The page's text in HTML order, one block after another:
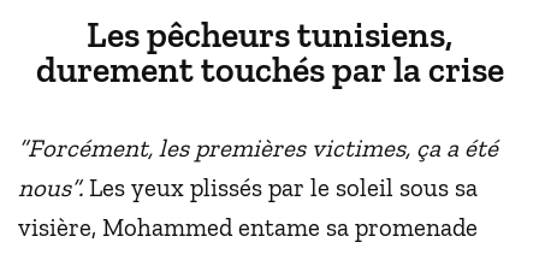
Les pêcheurs tunisiens,
durement touchés par la crise
“Forcément, les premières victimes, ça a été
nous”. Les yeux plissés par le soleil sous sa
visière, Mohammed entame sa promenade